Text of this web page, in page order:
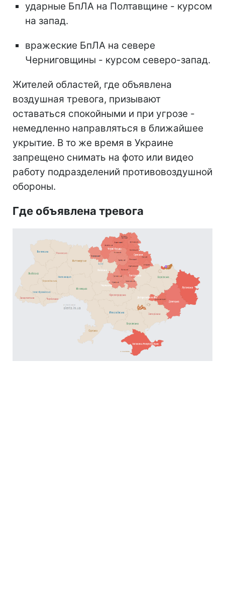
ударные БпЛА на Полтавщине - курсом
на запад.
вражеские БпЛА на севере
Черниговщины - курсом северо-запад.
Жителей областей, где объявлена
воздушная тревога, призывают
оставаться спокойными и при угрозе -
немедленно направляться в ближайшее
укрытие. В то же время в Украине
запрещено снимать на фото или видео
работу подразделений противовоздушной
обороны.
Где объявлена тревога